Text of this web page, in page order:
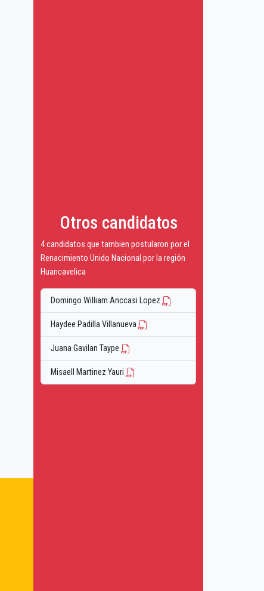
Otros candidatos
4 candidatos que tambien postularon por el
Renacimiento Unido Nacional por la región
Huancavelica
Domingo William Anccasi Lopez
Haydee Padilla Villanueva
Juana Gavilan Taype
Misaell Martinez Yauri